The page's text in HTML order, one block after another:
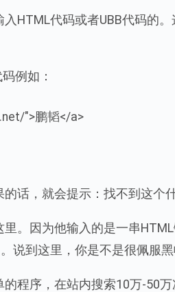
HTML代码或者UBB代码的
例如：
">鹏韬</a>
话，就会提示：找不到这个
。因为他输入的是一串
说到这里，你是不是很佩服黑
程序，在站内搜索10万-50